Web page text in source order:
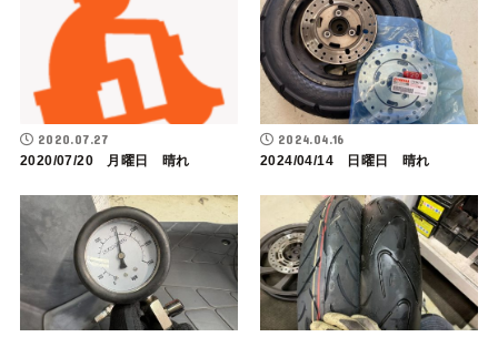
2020.07.27
2020/07/20 月曜日 晴れ
2024.04.16
2024/04/14 日曜日 晴れ